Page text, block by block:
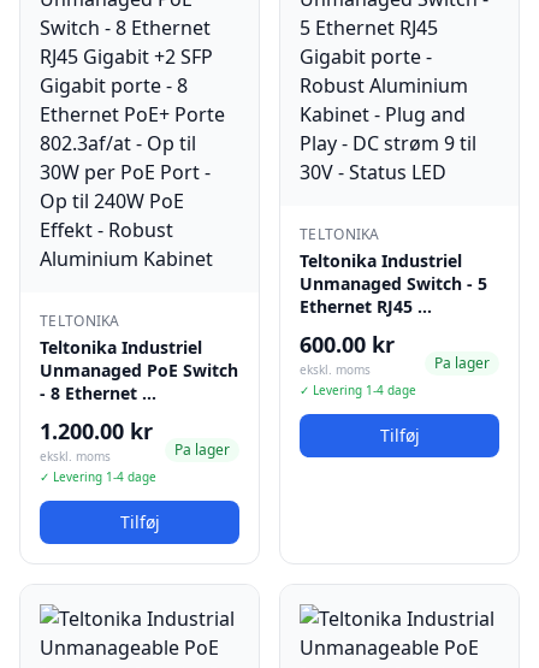
TELTONIKA
Teltonika Industriel
Unmanaged PoE Switch
- 8 Ethernet …
1.200.00 kr
ekskl. moms
✓ Levering 1-4 dage
Pa lager
Tilføj
TELTONIKA
Teltonika Industriel
Unmanaged Switch - 5
Ethernet RJ45 …
600.00 kr
ekskl. moms
✓ Levering 1-4 dage
Pa lager
Tilføj